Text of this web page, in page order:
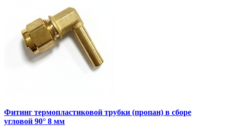
Фитинг термопластиковой трубки (пропан) в сборе
угловой 90° 8 мм